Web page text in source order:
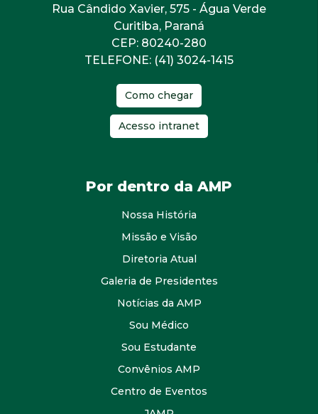
Rua Cândido Xavier, 575 - Água Verde
Curitiba, Paraná
CEP: 80240-280
TELEFONE: (41) 3024-1415
Como chegar
Acesso intranet
Por dentro da AMP
Nossa História
Missão e Visão
Diretoria Atual
Galeria de Presidentes
Notícias da AMP
Sou Médico
Sou Estudante
Convênios AMP
Centro de Eventos